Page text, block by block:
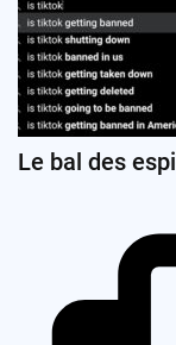
Le bal des